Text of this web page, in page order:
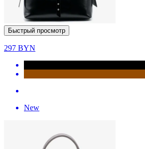
Быстрый просмотр
297 BYN
New